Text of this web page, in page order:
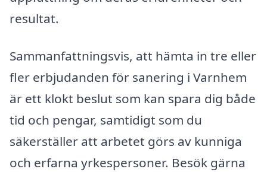
resultat.
Sammanfattningsvis, att hämta in tre eller
fler erbjudanden för sanering i Varnhem
är ett klokt beslut som kan spara dig både
tid och pengar, samtidigt som du
säkerställer att arbetet görs av kunniga
och erfarna yrkespersoner. Besök gärna